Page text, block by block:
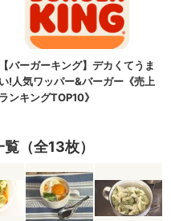
（全13枚）